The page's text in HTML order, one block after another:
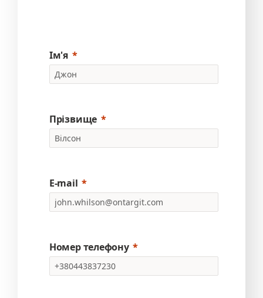
Ім'я
Прізвище
E-mail
Номер телефону